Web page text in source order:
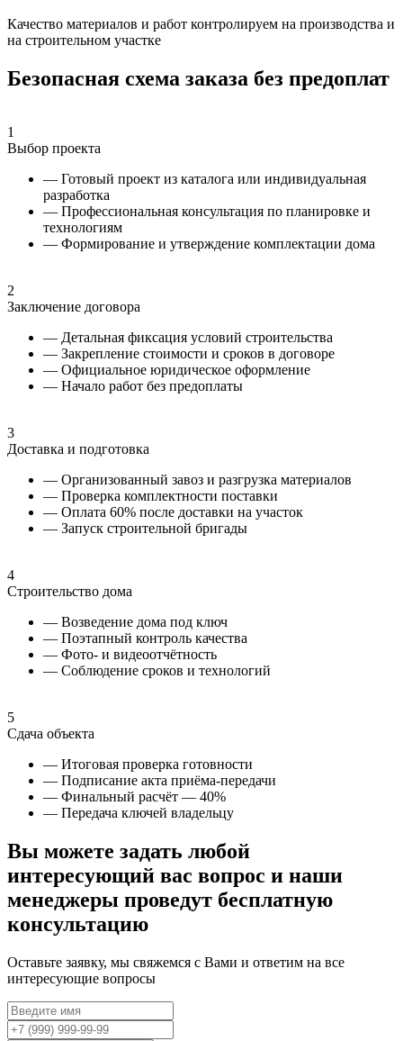
Качество материалов и работ контролируем на производства и
на строительном участке
Безопасная схема заказа без предоплат
1
Выбор проекта
— Готовый проект из каталога или индивидуальная
разработка
— Профессиональная консультация по планировке и
технологиям
— Формирование и утверждение комплектации дома
2
Заключение договора
— Детальная фиксация условий строительства
— Закрепление стоимости и сроков в договоре
— Официальное юридическое оформление
— Начало работ без предоплаты
3
Доставка и подготовка
— Организованный завоз и разгрузка материалов
— Проверка комплектности поставки
— Оплата 60% после доставки на участок
— Запуск строительной бригады
4
Строительство дома
— Возведение дома под ключ
— Поэтапный контроль качества
— Фото- и видеоотчётность
— Соблюдение сроков и технологий
5
Сдача объекта
— Итоговая проверка готовности
— Подписание акта приёма-передачи
— Финальный расчёт — 40%
— Передача ключей владельцу
Вы можете задать любой
интересующий вас вопрос и наши
менеджеры проведут бесплатную
консультацию
Оставьте заявку, мы свяжемся с Вами и ответим на все
интересующие вопросы